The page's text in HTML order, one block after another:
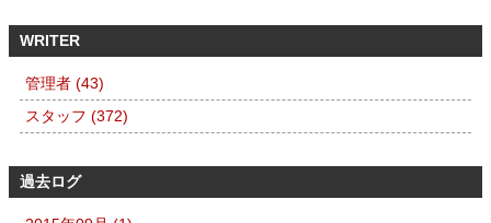
WRITER
管理者 (43)
スタッフ (372)
過去ログ